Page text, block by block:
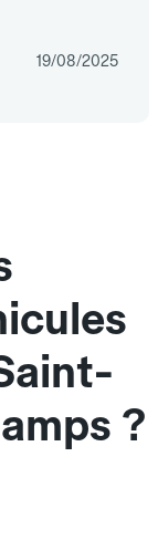
19/08/2025
?